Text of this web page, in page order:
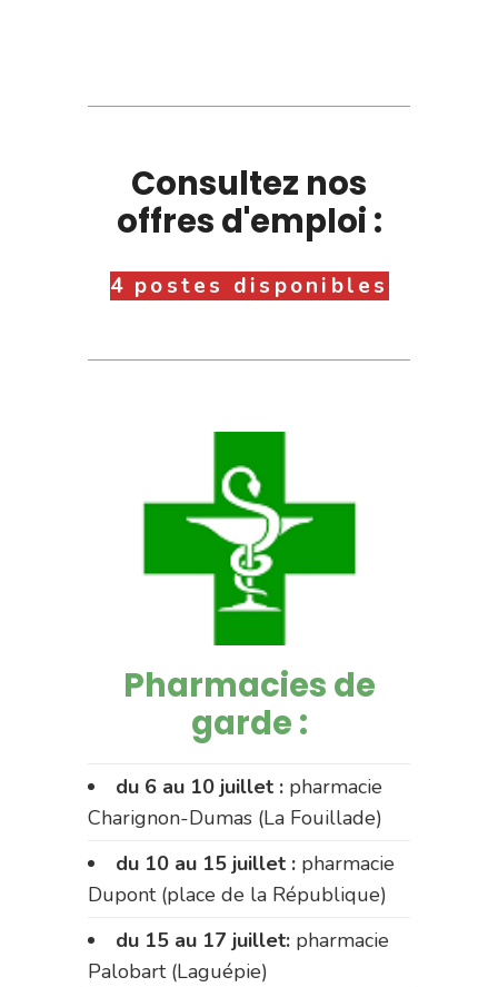
Consultez nos
offres d'emploi :
4 postes disponibles
Pharmacies de
garde :
du 6 au 10 juillet : pharmacie
Charignon-Dumas (La Fouillade)
du 10 au 15 juillet : pharmacie
Dupont (place de la République)
du 15 au 17 juillet: pharmacie
Palobart (Laguépie)